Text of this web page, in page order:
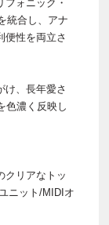
ォニック・
統合し、アナ
便性を両立さ
け、長年愛さ
色濃く反映し
クリアなトッ
ニット/MIDIオ